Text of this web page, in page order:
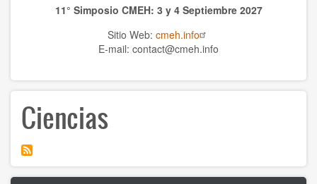
Culture11° Simposio CMEH: 3 y 4 Septiembre 2027
Sitio Web: cmeh.info
E-mail: contact@cmeh.info
Ciencias